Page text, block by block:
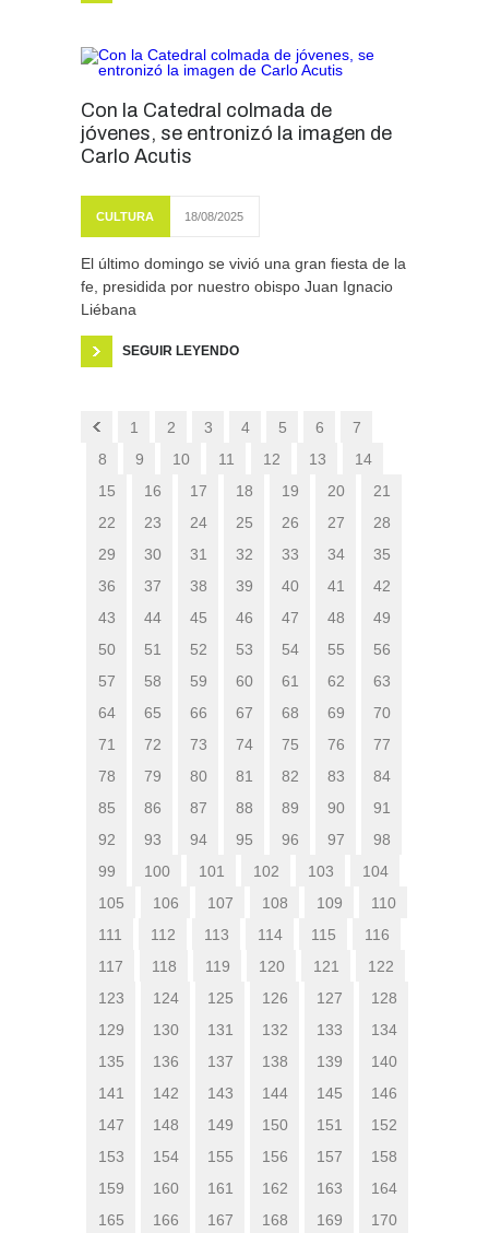
Con la Catedral colmada de
jóvenes, se entronizó la imagen de
Carlo Acutis
CULTURA 18/08/2025
El último domingo se vivió una gran fiesta de la
fe, presidida por nuestro obispo Juan Ignacio
Liébana
SEGUIR LEYENDO
1 2 3 4 5 6
7
8
9 10 11 12 13
14
15
16 17 18 19 20
21
22
23 24 25 26 27
28
29
30 31 32 33 34
35
36
37 38 39 40 41
42
43
44 45 46 47 48
49
50
51 52 53 54 55
56
57
58 59 60 61 62
63
64
65 66 67 68 69
70
71
72 73 74 75 76
77
78
79 80 81 82 83
84
85
86 87 88 89 90
91
92
93 94 95 96 97
98
99
100 101 102 103
104
105
106 107 108 109
110
111
112 113 114 115
116
117
118 119 120 121
122
123
124 125 126 127
128
129
130 131 132 133
134
135
136 137 138 139
140
141
142 143 144 145
146
147
148 149 150 151
152
153
154 155 156 157
158
159
160 161 162 163
164
165
166 167 168 169
170